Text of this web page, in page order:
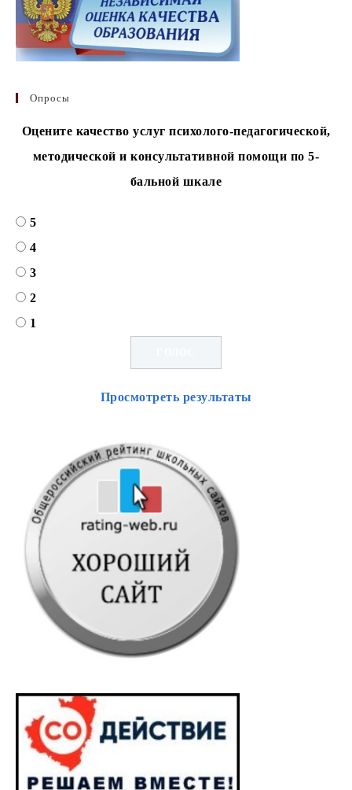
Опросы
Оцените качество услуг психолого-педагогической,
методической и консультативной помощи по 5-
бальной шкале
5
4
3
2
1
Просмотреть результаты